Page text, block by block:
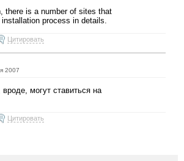
there is a number of sites that
process in details.
Цитировать
2007
могут ставиться на
Цитировать